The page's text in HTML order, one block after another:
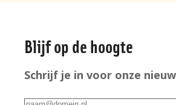
informatie
Blijf op de hoogte
Schrijf je in voor onze